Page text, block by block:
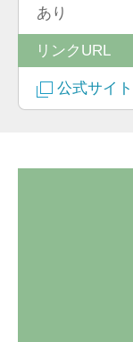
あり
リンクURL
公式サイト